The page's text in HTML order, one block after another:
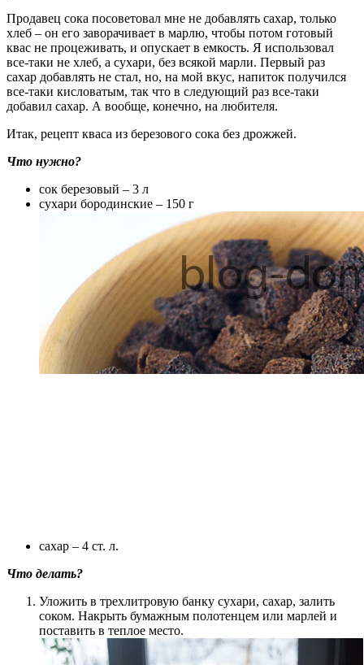
Продавец сока посоветовал мне не добавлять сахар, только
хлеб – он его заворачивает в марлю, чтобы потом готовый
квас не процеживать, и опускает в емкость. Я использовал
все-таки не хлеб, а сухари, без всякой марли. Первый раз
сахар добавлять не стал, но, на мой вкус, напиток получился
все-таки кисловатым, так что в следующий раз все-таки
добавил сахар. А вообще, конечно, на любителя.
Итак, рецепт кваса из березового сока без дрожжей.
Что нужно?
сок березовый – 3 л
сухари бородинские – 150 г
сахар – 4 ст. л.
Что делать?
Уложить в трехлитровую банку сухари, сахар, залить
соком. Накрыть бумажным полотенцем или марлей и
поставить в теплое место.